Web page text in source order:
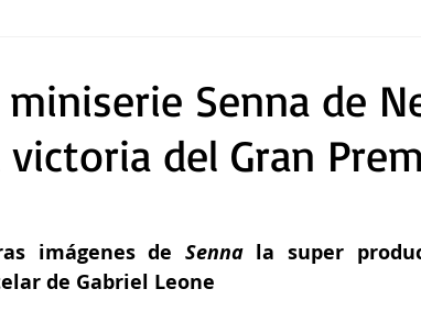
miniserie Senna de
del Gran
imágenes de Senna la super
de Gabriel Leone